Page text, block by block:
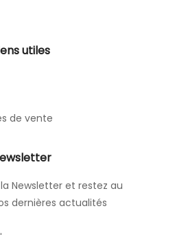
utiles
de vente
Newsletter et restez au
dernières actualités